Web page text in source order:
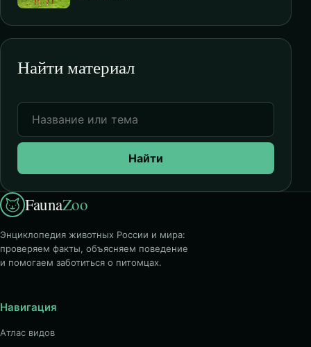
Найти материал
Найти
FaunaZoo
Энциклопедия животных России и мира:
проверяем факты, объясняем поведение
и помогаем заботиться о питомцах.
Навигация
Атлас видов